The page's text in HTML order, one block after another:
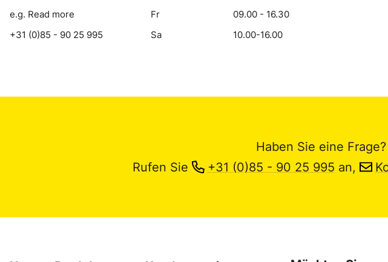
e.g. Read more
+31 (0)85 - 90 25 995
Fr
09.00 - 16.30
Sa
10.00-16.00
Haben Sie eine
Rufen Sie
+31 (0)85 - 90 25 995 an,